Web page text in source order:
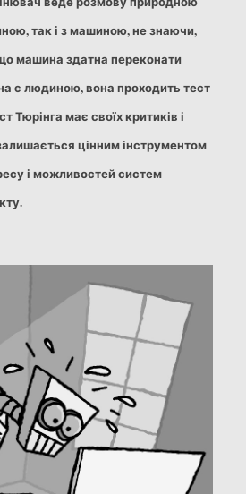
так і з машиною, не знаючи,
машина здатна переконати
є людиною, вона проходить тест
Тюрінга має своїхкритиків і
цінним інструментом
і можливостей систем